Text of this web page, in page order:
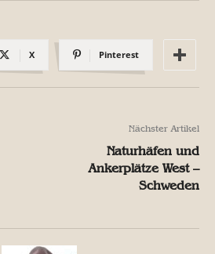
X Pinterest
Nächster Artikel
Naturhäfen und
Ankerplätze West –
Schweden